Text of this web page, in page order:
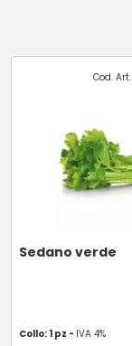
Cod. Art.
Sedano verde
Collo: 1 pz - IVA 4%